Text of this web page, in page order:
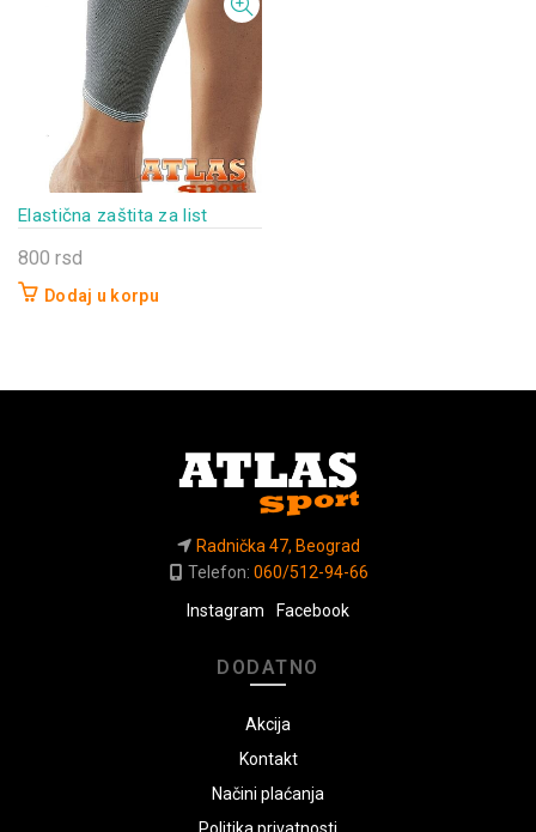
Elastična zaštita za list
800 rsd
Dodaj u korpu
Radnička 47, Beograd
Telefon: 060/512-94-66
Instagram
Facebook
DODATNO
Akcija
Kontakt
Načini plaćanja